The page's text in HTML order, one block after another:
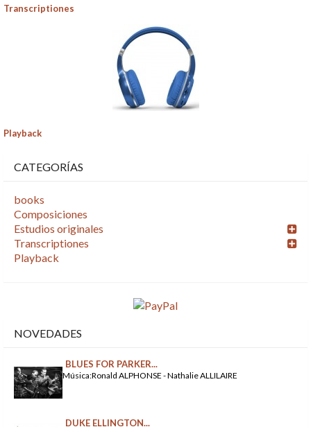
Transcriptiones
Playback
CATEGORÍAS
books
Composiciones
Estudios originales
Transcriptiones
Playback
NOVEDADES
BLUES FOR PARKER...
Música:Ronald ALPHONSE - Nathalie ALLILAIRE
DUKE ELLINGTON...